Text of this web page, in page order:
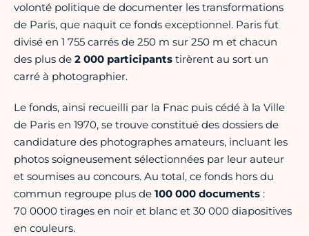
volonté politique de documenter les transformations
de Paris, que naquit ce fonds exceptionnel. Paris fut
divisé en 1 755 carrés de 250 m sur 250 m et chacun
des plus de 2 000 participants tirèrent au sort un
carré à photographier.
Le fonds, ainsi recueilli par la Fnac puis cédé à la Ville
de Paris en 1970, se trouve constitué des dossiers de
candidature des photographes amateurs, incluant les
photos soigneusement sélectionnées par leur auteur
et soumises au concours. Au total, ce fonds hors du
commun regroupe plus de 100 000 documents :
70 0000 tirages en noir et blanc et 30 000 diapositives
en couleurs.